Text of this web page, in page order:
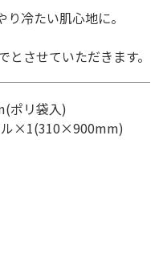
冷たい肌心地に。
させていただきます。
ポリ袋入)
ル×1(310×900mm)